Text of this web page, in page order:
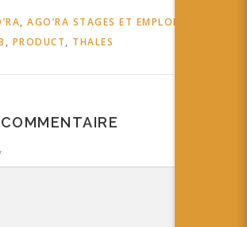
, AGO’RA STAGES ET EMPLOIS
, PRODUCT, THALES